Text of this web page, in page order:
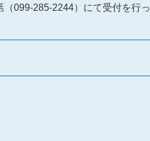
099-285-2244）にて受付を行っ